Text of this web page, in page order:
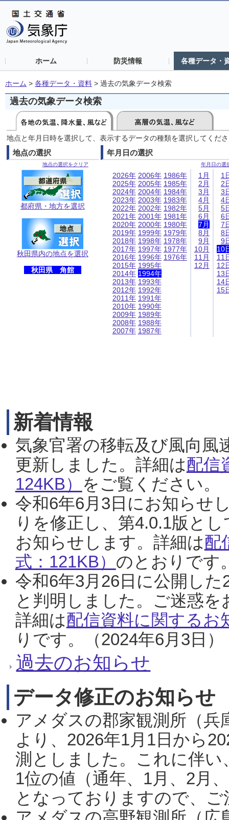
ホーム 防災情報 各種データ・
ホーム > 各種データ・資料 > 過去の気象データ検索
過去の気象データ検索
地点と年月日時を選択して、表示するデータの種類を選択してくだ
地点の選択
地点の選択をクリア
都府県・地方を選択
秋田県内の地点を選択
秋田県 角館
年月日の選択
年月日の選
2026年
2025年
2024年
2023年
2022年
2021年
2020年
2019年
2018年
2017年
2016年
2015年
2014年
2013年
2012年
2011年
2010年
2009年
2008年
2007年
2006年
2005年
2004年
2003年
2002年
2001年
2000年
1999年
1998年
1997年
1996年
1995年
1994年
1993年
1992年
1991年
1990年
1989年
1988年
1987年
1986年
1985年
1984年
1983年
1982年
1981年
1980年
1979年
1978年
1977年
1976年
1月
2月
3月
4月
5月
6月
7月
8月
9月
10月
11月
12月
1
2
3
4
5
6
7
8
9
10
11
12
13
14
15
新着情報
気象官署の移転及び風向風
更新しました。詳細は配信
124KB） をご覧ください。
令和6年6月3日にお知らせ
りを修正し、第4.0.1版と
お知らせします。詳細は配
式：121KB） のとおりです
令和6年3月26日に公開し
と判明しました。ご迷惑
詳細は配信資料に関するお
りです。（2024年6月3日）
過去のお知らせ
データ修正のお知らせ
アメダスの郡家観測所（
より、2026年1月1日から
測としました。これに伴い
1位の値（通年、1月、2月
となっておりますので、